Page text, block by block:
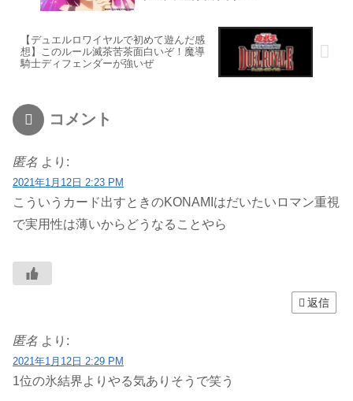
【デュエルロワイヤルで初めて遊んだ感
想】このルール滅茶苦茶面白いぞ！魔導
騎士ディフェンダーが強いぜ
コメント
匿名 より:
2021年1月12日 2:23 PM
こういうカード出すときのKONAMIはだいたいロマン重視
で実用性は薄いからどうなることやら
返信
匿名 より:
2021年1月12日 2:29 PM
1位の氷結界よりやる気ありそうで笑う